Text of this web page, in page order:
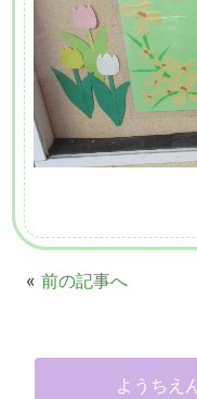
« 前の記事へ
ようちえ